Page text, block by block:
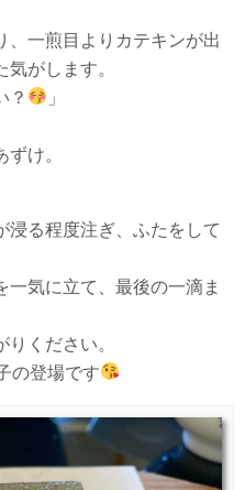
一煎目よりカテキンが出
がします。
？
」
け。
る程度注ぎ、ふたをして
気に立て、最後の一滴ま
ください。
の登場です